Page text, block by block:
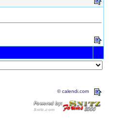
© calendi.com